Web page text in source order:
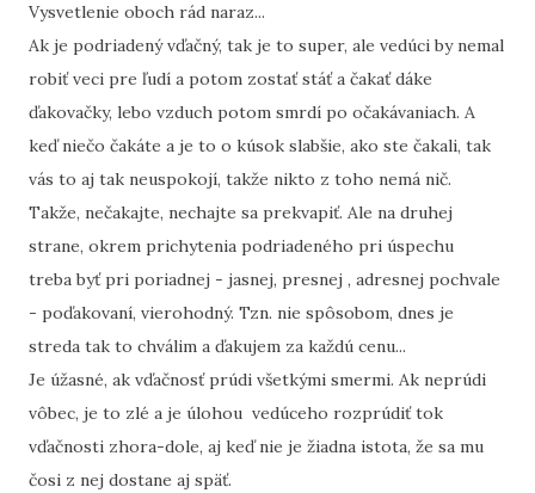
Vysvetlenie oboch rád naraz...
Ak je podriadený vďačný, tak je to super, ale vedúci by nemal
robiť veci pre ľudí a potom zostať stáť a čakať dáke
ďakovačky, lebo vzduch potom smrdí po očakávaniach. A
keď niečo čakáte a je to o kúsok slabšie, ako ste čakali, tak
vás to aj tak neuspokojí, takže nikto z toho nemá nič.
Takže, nečakajte, nechajte sa prekvapiť. Ale na druhej
strane, okrem prichytenia podriadeného pri úspechu
treba byť pri poriadnej - jasnej, presnej , adresnej pochvale
- poďakovaní, vierohodný. Tzn. nie spôsobom, dnes je
streda tak to chválim a ďakujem za každú cenu...
Je úžasné, ak vďačnosť prúdi všetkými smermi. Ak neprúdi
vôbec, je to zlé a je úlohou vedúceho rozprúdiť tok
vďačnosti zhora-dole, aj keď nie je žiadna istota, že sa mu
čosi z nej dostane aj späť.